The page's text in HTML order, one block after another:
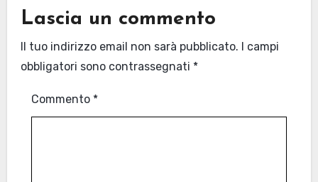
Lascia un commento
Il tuo indirizzo email non sarà pubblicato. I campi
obbligatori sono contrassegnati *
Commento *